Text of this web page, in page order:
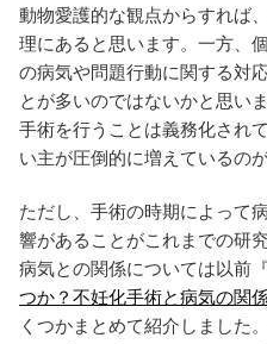
動物愛護的な観点からすれば
理にあると思います。一方、
の病気や問題行動に関する対
とが多いのではないかと思い
手術を行うことは義務化され
い主が圧倒的に増えているの
ただし、手術の時期によって
響があることがこれまでの研
病気との関係については以前『
つか？不妊化手術と病気の関
くつかまとめて紹介しました